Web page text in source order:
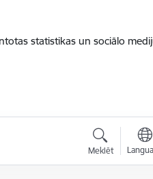
statistikas un sociālo
Meklēt